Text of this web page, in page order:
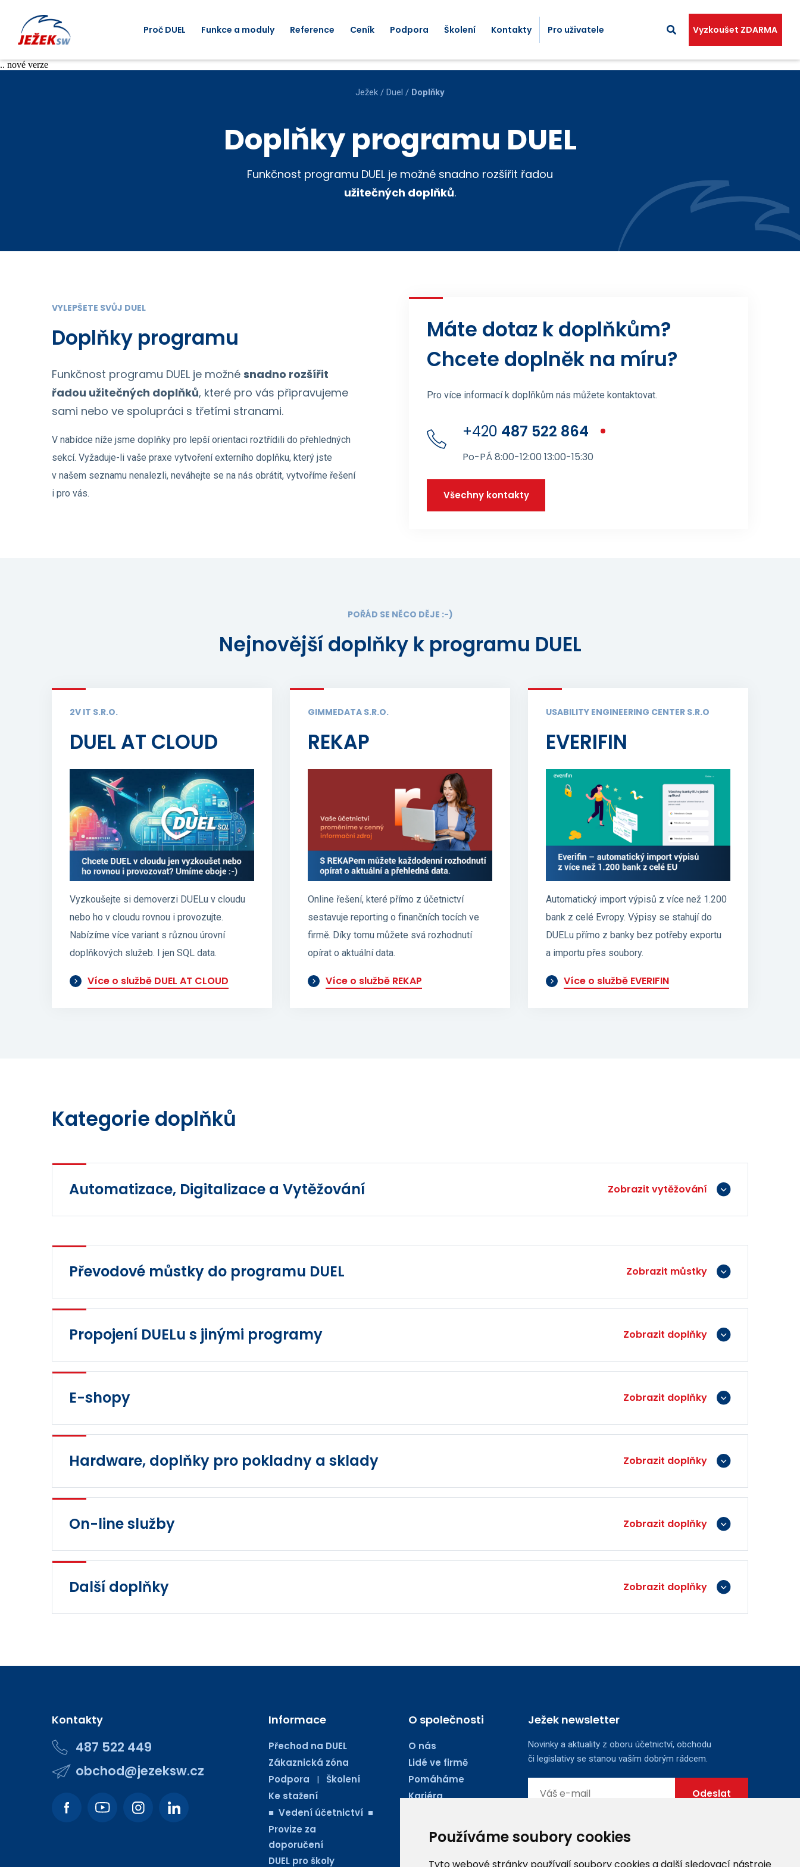
Používáme soubory cookies
.. nové verze
Proč DUEL Funkce a moduly Reference Ceník Podpora Školení Kontakty Pro uživatele Vyzkoušet ZDARMA
Ježek / Duel / Doplňky
Doplňky programu DUEL
Funkčnost programu DUEL je možné snadno rozšířit řadou
užitečných doplňků.
VYLEPŠETE SVŮJ DUEL
Doplňky programu
Funkčnost programu DUEL je možné snadno rozšířit
řadou užitečných doplňků, které pro vás připravujeme
sami nebo ve spolupráci s třetími stranami.
V nabídce níže jsme doplňky pro lepší orientaci roztřídili do přehledných
sekcí. Vyžaduje-li vaše praxe vytvoření externího doplňku, který jste
v našem seznamu nenalezli, neváhejte se na nás obrátit, vytvoříme řešení
i pro vás.
Máte dotaz k doplňkům?
Chcete doplněk na míru?
Pro více informací k doplňkům nás můžete kontaktovat.
+420 487 522 864
Po-PÁ 8:00-12:00 13:00-15:30
Všechny kontakty
POŘÁD SE NĚCO DĚJE :-)
Nejnovější doplňky k programu DUEL
2V IT S.R.O.
DUEL AT CLOUD
Vyzkoušejte si demoverzi DUELu v cloudu
nebo ho v cloudu rovnou i provozujte.
Nabízíme více variant s různou úrovní
doplňkových služeb. I jen SQL data.
Více o službě DUEL AT CLOUD
GIMMEDATA S.R.O.
REKAP
Online řešení, které přímo z účetnictví
sestavuje reporting o finančních tocích ve
firmě. Díky tomu můžete svá rozhodnutí
opírat o aktuální data.
Více o službě REKAP
USABILITY ENGINEERING CENTER S.R.O
EVERIFIN
Automatický import výpisů z více než 1.200
bank z celé Evropy. Výpisy se stahují do
DUELu přímo z banky bez potřeby exportu
a importu přes soubory.
Více o službě EVERIFIN
Kategorie doplňků
Zobrazit vytěžování
Automatizace, Digitalizace a Vytěžování
Zobrazit můstky
Převodové můstky do programu DUEL
Zobrazit doplňky
Propojení DUELu s jinými programy
Zobrazit doplňky
E-shopy
Zobrazit doplňky
Hardware, doplňky pro pokladny a sklady
Zobrazit doplňky
On-line služby
Zobrazit doplňky
Další doplňky
Kontakty
487 522 449
obchod@jezeksw.cz
Informace
Přechod na DUEL
Zákaznická zóna
Podpora
Školení
Ke stažení
■ Vedení účetnictví ■
Provize za
doporučení
DUEL pro školy
O společnosti
O nás
Lidé ve firmě
Pomáháme
Kariéra
Blog Ježkoviny
AUDIO PODCASTY
Ježek newsletter
Novinky a aktuality z oboru účetnictví, obchodu
či legislativy se stanou vaším dobrým rádcem.